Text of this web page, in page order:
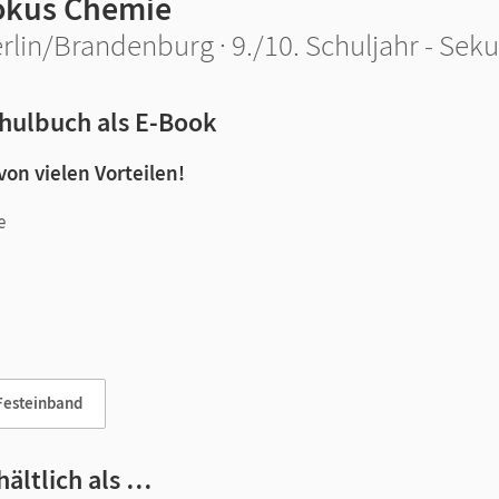
Brandenburg · 9./10. Schuljahr -
als E-Book
vielen Vorteilen!
als …